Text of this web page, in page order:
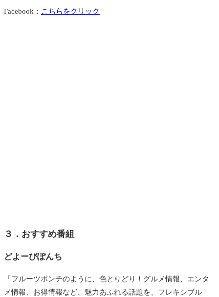
Facebook： こちらをクリック
３．おすすめ番組
どよーびぽんち
「フルーツポンチのように、色とりどり！グルメ情報、エンタ
メ情報、お得情報など、魅力あふれる話題を、フレキシブル